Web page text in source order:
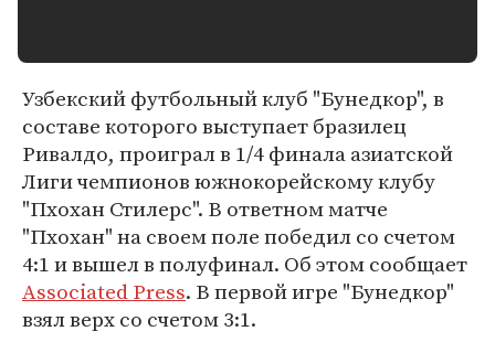
Узбекский футбольный клуб "Бунедкор", в
составе которого выступает бразилец
Ривалдо, проиграл в 1/4 финала азиатской
Лиги чемпионов южнокорейскому клубу
"Пхохан Стилерс". В ответном матче
"Пхохан" на своем поле победил со счетом
4:1 и вышел в полуфинал. Об этом сообщает
Associated Press. В первой игре "Бунедкор"
взял верх со счетом 3:1.